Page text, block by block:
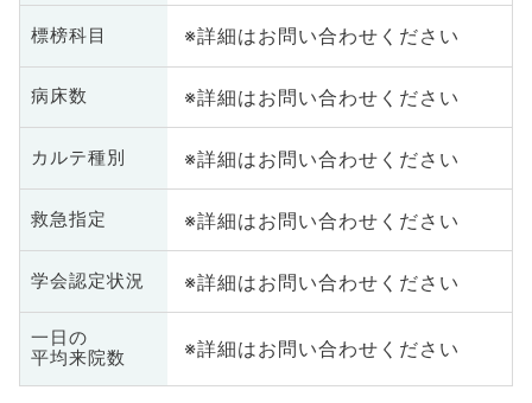
標榜科目 ※詳細はお問い合わせください
病床数 ※詳細はお問い合わせください
カルテ種別 ※詳細はお問い合わせください
救急指定 ※詳細はお問い合わせください
学会認定状況 ※詳細はお問い合わせください
一日の
平均来院数
※詳細はお問い合わせください